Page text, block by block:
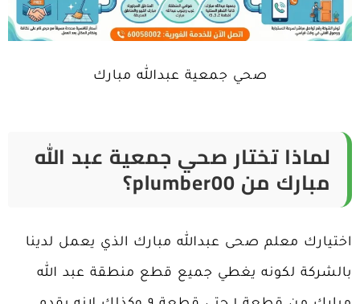
صحي جمعية عبدالله مبارك
لماذا تختار صحي جمعية عبد الله
مبارك من plumber00؟
اختيارك معلم صحى عبدالله مبارك الذي يعمل لدينا
بالشركة لكونه يغطي جميع قطع منطقة عبد الله